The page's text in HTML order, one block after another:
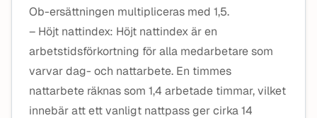
Ob-ersättningen multipliceras med 1,5.
– Höjt nattindex: Höjt nattindex är en
arbetstidsförkortning för alla medarbetare som
varvar dag- och nattarbete. En timmes
nattarbete räknas som 1,4 arbetade timmar, vilket
innebär att ett vanligt nattpass ger cirka 14